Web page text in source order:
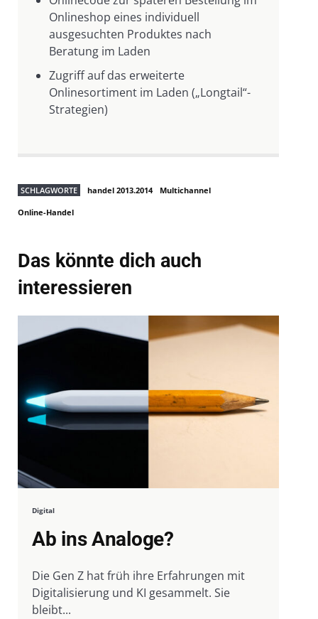
Onlineshop eines individuell
ausgesuchten Produktes nach
Beratung im Laden
Zugriff auf das erweiterte
Onlinesortiment im Laden („Longtail“-
Strategien)
SCHLAGWORTE handel 2013.2014 Multichannel
Online-Handel
Das könnte dich auch
interessieren
Digital
Ab ins Analoge?
Die Gen Z hat früh ihre Erfahrungen mit
Digitalisierung und KI gesammelt. Sie
bleibt...